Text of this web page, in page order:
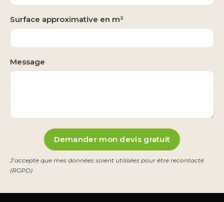
Surface approximative en m²
Message
Demander mon devis gratuit
J’accepte que mes données soient utilisées pour être recontacté
(RGPD)